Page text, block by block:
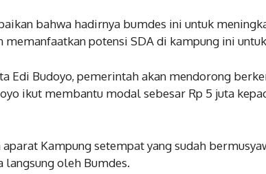
bahwa hadirnya bumdes ini untuk
memanfaatkan potensi SDA di kampung ini
Edi Budoyo, pemerintah akan mendorong
ikut membantu modal sebesar Rp 5 juta
Kampung setempat yang sudah
oleh Bumdes.